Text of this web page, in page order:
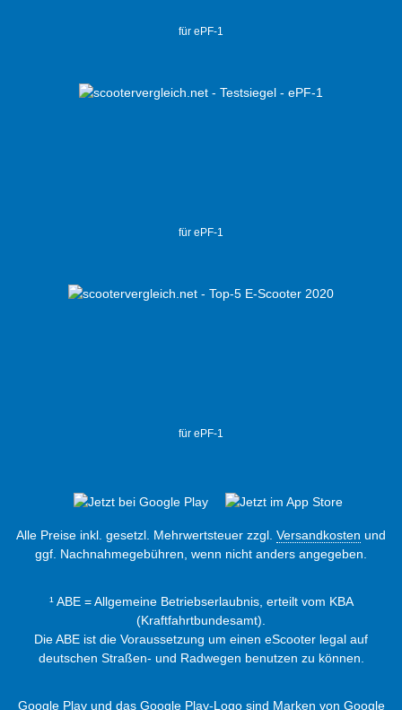
für ePF-1
für ePF-1
für ePF-1
Alle Preise inkl. gesetzl. Mehrwertsteuer zzgl. Versandkosten und
ggf. Nachnahmegebühren, wenn nicht anders angegeben.
¹ ABE = Allgemeine Betriebserlaubnis, erteilt vom KBA
(Kraftfahrtbundesamt).
Die ABE ist die Voraussetzung um einen eScooter legal auf
deutschen Straßen- und Radwegen benutzen zu können.
Google Play und das Google Play-Logo sind Marken von Google